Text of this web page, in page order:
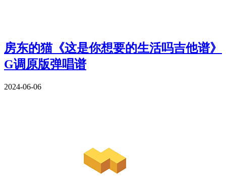
房东的猫《这是你想要的生活吗吉他谱》
G调原版弹唱谱
2024-06-06